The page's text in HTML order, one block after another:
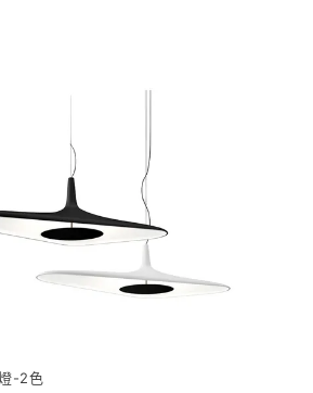
-2色